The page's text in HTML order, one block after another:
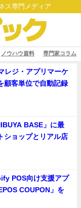
ス専門メディア
ノウハウ資料 専門家コラム
レジ・アプリマーケ
顧客単位で自動記録
BASE」に最
ショップとリアル店
POS向け支援アプ
COUPON」を